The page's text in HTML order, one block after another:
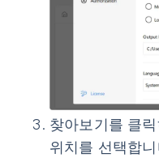
찾아보기를 클
위치를 선택합